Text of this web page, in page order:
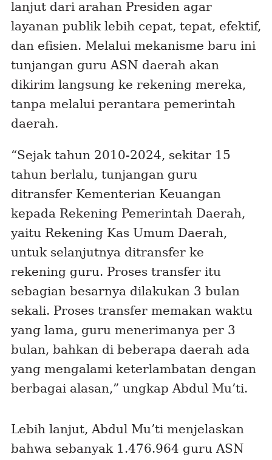
lanjut dari arahan Presiden agar
layanan publik lebih cepat, tepat, efektif,
dan efisien. Melalui mekanisme baru ini
tunjangan guru ASN daerah akan
dikirim langsung ke rekening mereka,
tanpa melalui perantara pemerintah
daerah.
“Sejak tahun 2010-2024, sekitar 15
tahun berlalu, tunjangan guru
ditransfer Kementerian Keuangan
kepada Rekening Pemerintah Daerah,
yaitu Rekening Kas Umum Daerah,
untuk selanjutnya ditransfer ke
rekening guru. Proses transfer itu
sebagian besarnya dilakukan 3 bulan
sekali. Proses transfer memakan waktu
yang lama, guru menerimanya per 3
bulan, bahkan di beberapa daerah ada
yang mengalami keterlambatan dengan
berbagai alasan,” ungkap Abdul Mu’ti.
Lebih lanjut, Abdul Mu’ti menjelaskan
bahwa sebanyak 1.476.964 guru ASN